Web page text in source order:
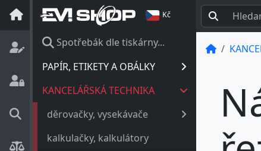
Kč
Spotřebák dle tiskárny...
PAPÍR, ETIKETY A OBÁLKY
KANCELÁŘSKÁ TECHNIKA
děrovačky, vysekávače
kalkulačky, kalkulátory